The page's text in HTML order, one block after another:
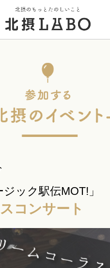
ック駅伝MOT!」
コンサート